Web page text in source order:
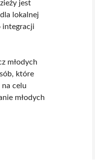
jest
lokalnej
integracji
młodych
które
celu
młodych